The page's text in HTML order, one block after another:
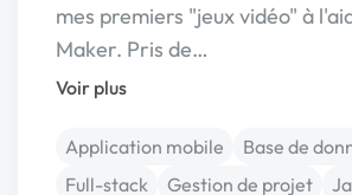
mes premiers "jeux vidéo" à
Maker. Pris de…
Voir plus
Application mobile
Base de
Full-stack
Gestion de projet